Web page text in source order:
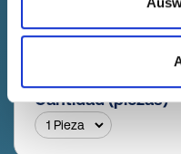
mostrar
Cantidad (piezas)